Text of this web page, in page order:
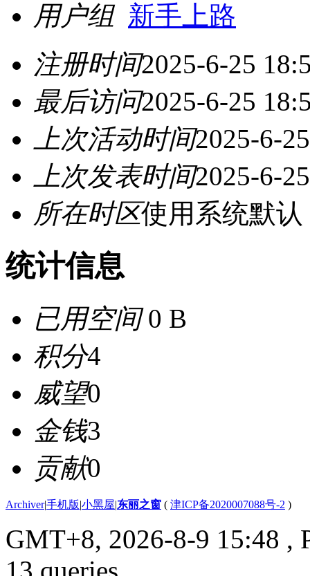
用户组 新手上路
注册时间2025-6-25
最后访问2025-6-25
上次活动时间2025-6-
上次发表时间2025-6-
所在时区使用系统默认
统计信息
已用空间0 B
积分4
威望0
金钱3
贡献0
Archiver|手机版|小黑屋|东丽之窗 ( 津ICP备2020007088号-2 )
GMT+8, 2026-8-9 15:48 ,